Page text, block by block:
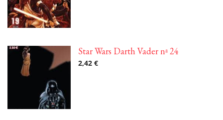
Star Wars Darth Vader nª 24
2,42 €